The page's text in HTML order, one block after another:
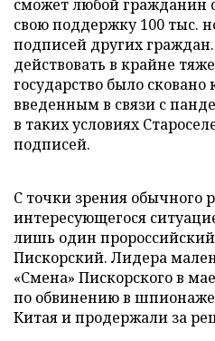
сможет любой гражданин
свою поддержку 100 тыс.
подписей других
действовать в крайне
государство было
введенным в связи с
в таких условиях
подписей.
С точки зрения обычного
интересующегося
лишь один
Пискорский. Лидера
«Смена» Пискорского в
по обвинению в шпионаже
Китая и продержали за